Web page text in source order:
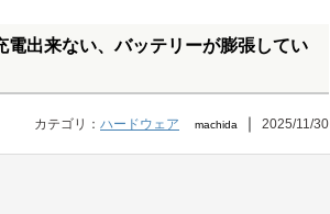
出来ない、バッテリーが膨張してい
カテゴリ： ハードウェア machida ｜ 2025/11/30